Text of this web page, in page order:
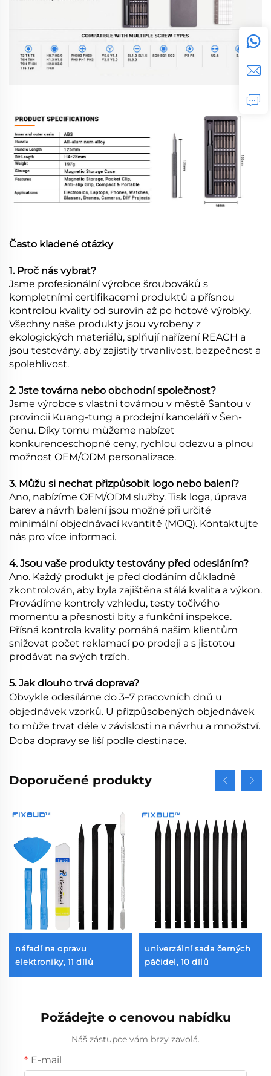
Často kladené otázky
1. Proč nás vybrat?
Jsme profesionální výrobce šroubováků s
kompletními certifikacemi produktů a přísnou
kontrolou kvality od surovin až po hotové výrobky.
Všechny naše produkty jsou vyrobeny z
ekologických materiálů, splňují nařízení REACH a
jsou testovány, aby zajistily trvanlivost, bezpečnost a
spolehlivost.
2. Jste továrna nebo obchodní společnost?
Jsme výrobce s vlastní továrnou v městě Šantou v
provincii Kuang-tung a prodejní kanceláří v Šen-
čenu. Díky tomu můžeme nabízet
konkurenceschopné ceny, rychlou odezvu a plnou
možnost OEM/ODM personalizace.
3. Můžu si nechat přizpůsobit logo nebo balení?
Ano, nabízíme OEM/ODM služby. Tisk loga, úprava
barev a návrh balení jsou možné při určité
minimální objednávací kvantitě (MOQ). Kontaktujte
nás pro více informací.
4. Jsou vaše produkty testovány před odesláním?
Ano. Každý produkt je před dodáním důkladně
zkontrolován, aby byla zajištěna stálá kvalita a výkon.
Provádíme kontroly vzhledu, testy točivého
momentu a přesnosti bity a funkční inspekce.
Přísná kontrola kvality pomáhá našim klientům
snižovat počet reklamací po prodeji a s jistotou
prodávat na svých trzích.
5. Jak dlouho trvá doprava?
Obvykle odesíláme do 3–7 pracovních dnů u
objednávek vzorků. U přizpůsobených objednávek
to může trvat déle v závislosti na návrhu a množství.
Doba dopravy se liší podle destinace.
Doporučené produkty
nářadí na opravu
elektroniky, 11 dílů
univerzální sada černých
páčidel, 10 dílů
Požádejte o cenovou nabídku
Náš zástupce vám brzy zavolá.
E-mail